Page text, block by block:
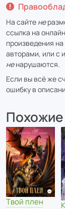
На сайте не
ссылка на
произведения
авторами, или с
ненарушаются.
Если вы всё же
ошибку в
Похожие
Твой плен